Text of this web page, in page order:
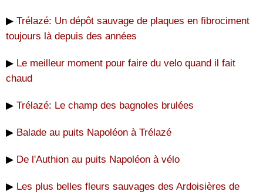
▶ Trélazé: Un dépôt sauvage de plaques en fibrociment
toujours là depuis des années
▶ Le meilleur moment pour faire du velo quand il fait
chaud
▶ Trélazé: Le champ des bagnoles brulées
▶ Balade au puits Napoléon à Trélazé
▶ De l'Authion au puits Napoléon à vélo
▶ Les plus belles fleurs sauvages des Ardoisières de